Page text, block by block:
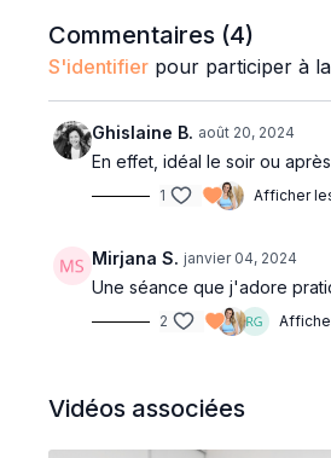
Commentaires (4)
S'identifier pour participer à
Ghislaine B. août 20, 2024
En effet, idéal le soir ou
1 Afficher
Mirjana S. janvier 04, 2024
Une séance que j'adore
2
Vidéos associées